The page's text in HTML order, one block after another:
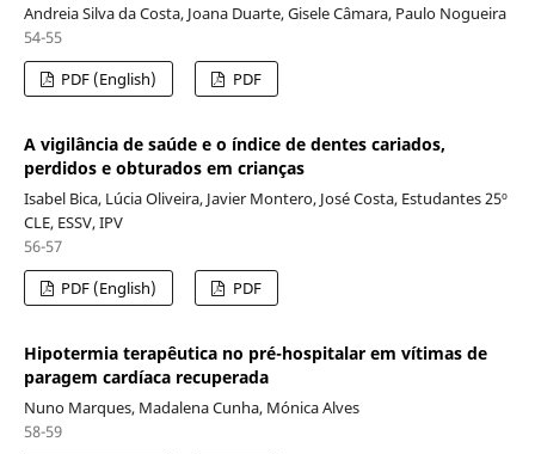
Andreia Silva da Costa, Joana Duarte, Gisele Câmara, Paulo Nogueira
54-55
PDF (English)
PDF
A vigilância de saúde e o índice de dentes cariados,
perdidos e obturados em crianças
Isabel Bica, Lúcia Oliveira, Javier Montero, José Costa, Estudantes 25º
CLE, ESSV, IPV
56-57
PDF (English)
PDF
Hipotermia terapêutica no pré-hospitalar em vítimas de
paragem cardíaca recuperada
Nuno Marques, Madalena Cunha, Mónica Alves
58-59